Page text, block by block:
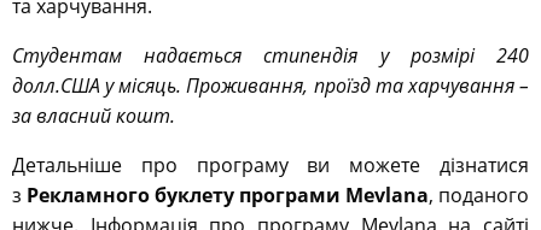
та харчування.
Студентам надається стипендія у розмірі 240
долл.США у місяць. Проживання, проїзд та харчування –
за власний кошт.
Детальніше про програму ви можете дізнатися
з Рекламного буклету програми Mevlana, поданого